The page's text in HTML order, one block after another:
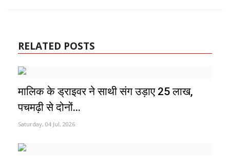
RELATED POSTS
मालिक के ड्राइवर ने साथी संग उड़ाए 25 लाख,
पचमढ़ी से दोनों...
Saturday, 04 Jul, 2026